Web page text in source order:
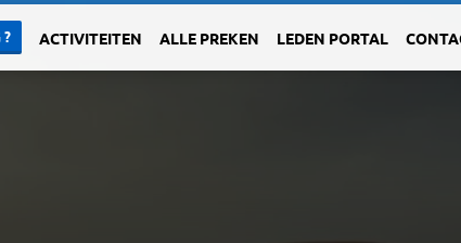
? ACTIVITEITEN ALLE PREKEN LEDEN PORTAL